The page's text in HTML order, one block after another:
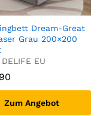
Dream-Great
Grau 200×200
DELIFE EU
Zum Angebot